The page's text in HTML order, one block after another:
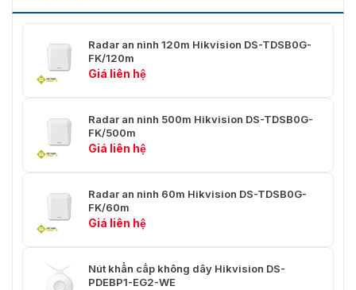
Radar an ninh 120m Hikvision DS-TDSB0G-
FK/120m
Giá liên hệ
Radar an ninh 500m Hikvision DS-TDSB0G-
FK/500m
Giá liên hệ
Radar an ninh 60m Hikvision DS-TDSB0G-
FK/60m
Giá liên hệ
Nút khẩn cấp không dây Hikvision DS-
PDEBP1-EG2-WE